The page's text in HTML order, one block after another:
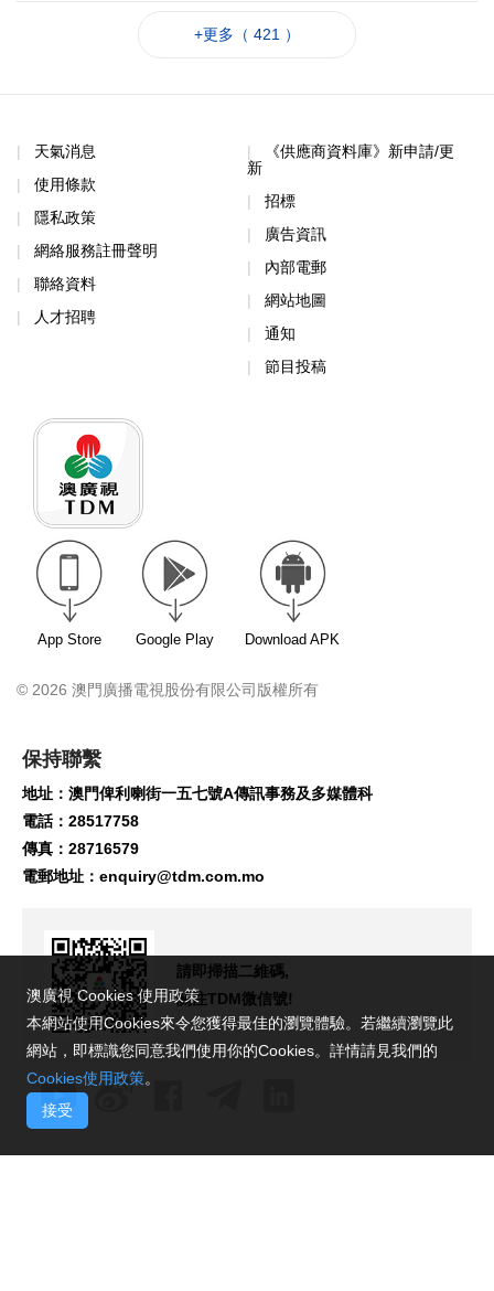
+更多（ 421 ）
天氣消息
使用條款
隱私政策
網絡服務註冊聲明
聯絡資料
人才招聘
《供應商資料庫》新申請/更
新
招標
廣告資訊
內部電郵
網站地圖
通知
節目投稿
App Store Google Play Download APK
© 2026 澳門廣播電視股份有限公司版權所有
保持聯繫
地址：澳門俾利喇街一五七號A傳訊事務及多媒體科
電話：28517758
傳真：28716579
電郵地址： enquiry@tdm.com.mo
請即掃描二維碼,
關注TDM微信號!
澳廣視 Cookies 使用政策
本網站使用Cookies來令您獲得最佳的瀏覽體驗。若繼續瀏覽此
網站，即標識您同意我們使用你的Cookies。詳情請見我們的
Cookies使用政策。
接受